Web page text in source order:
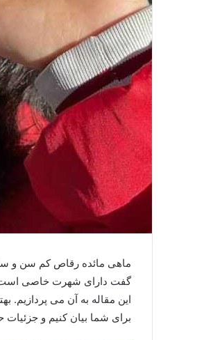
ماهی مائده رقاص کم سن و
گفت دارای شهرت خاصی است.
این مقاله به آن می پردازیم.
برای شما بیان کنیم و جزئیات